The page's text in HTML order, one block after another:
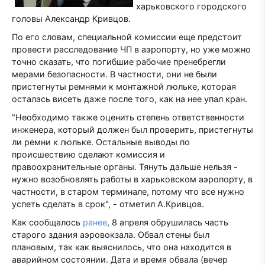
харьковского городского
головы Александр Кривцов.
По его словам, специальной комиссии еще предстоит
провести расследование ЧП в аэропорту, но уже можно
точно сказать, что погибшие рабочие пренебрегли
мерами безопасности. В частности, они не были
пристегнуты ремнями к монтажной люльке, которая
осталась висеть даже после того, как на нее упал кран.
"Необходимо также оценить степень ответственности
инженера, который должен был проверить, пристегнуты
ли ремни к люльке. Остальные выводы по
происшествию сделают комиссия и
правоохранительные органы. Тянуть дальше нельзя -
нужно возобновлять работы в харьковском аэропорту, в
частности, в старом терминале, потому что все нужно
успеть сделать в срок", - отметил А.Кривцов.
Как сообщалось ранее, 8 апреля обрушилась часть
старого здания аэровокзала. Обвал стены был
плановым, так как выяснилось, что она находится в
аварийном состоянии. Дата и время обвала (вечер